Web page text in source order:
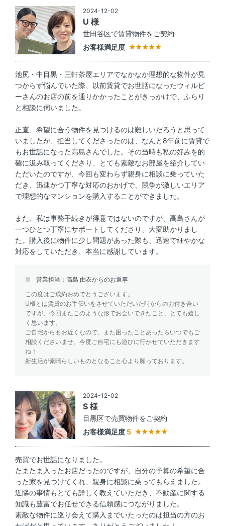
2024-12-02
U 様
世田谷区で賃貸物件をご契約
お客様満足度
池尻・中目黒・三軒茶屋エリアでなかなか理想的な物件が見
つからず悩んでいた際、以前賃貸でお世話になったウィルビ
ーさんのお店の前を通りかかったことがきっかけで、ふらり
と相談に伺いました。
正直、希望に合う物件を見つけるのは難しいだろうと思って
いましたが、担当してくださったのは、なんと8年前に賃貸で
もお世話になった高島さんでした。その当時も私の好みを的
確に汲み取ってくださり、とても素敵なお部屋を紹介してい
ただいたのですが、今回も変わらず親身に相談に乗っていた
だき、迅速かつ丁寧な対応のおかげで、競争が激しいエリア
で理想的なマンションを購入することができました。
また、私は事務手続きが得意ではないのですが、高島さんが
一つひとつ丁寧にサポートしてくださり、大変助かりまし
た。購入後に物件に少し問題があった際も、迅速で細やかな
対応をしていただき、本当に感謝しています。
営業担当：高島 由衣からのお返事
この度はご成約おめでとうございます。
U様とは賃貸のお手伝いをさせていただいた時からのお付き合い
ですが、今回またこのような形でお会いできたこと、とても嬉し
く思います。
ご自宅からもお近くなので、また困ったことあったらいつでもご
相談くださいませ。今度ご自宅にも遊びに行かせていただきます
ね！
新生活が素晴らしいものとなること心より願っております。
2024-12-02
S 様
目黒区で売買物件をご契約
お客様満足度 5
売買でお世話になりました。
たまたま入ったお店だったのですが、自分の予算の希望に合
った家を見つけてくれ、親身に相談に乗ってもらえました。
近隣の事情もとても詳しく教えていただき、不動産に関する
知識も豊富でお任せできる信頼感につながりました。
素敵な物件に巡り会えて購入までいたったのは担当の方のお